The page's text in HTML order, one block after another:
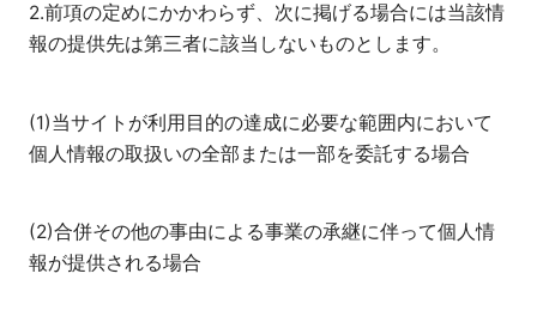
2.前項の定めにかかわらず、次に掲げる場合には当該情
報の提供先は第三者に該当しないものとします。
(1)当サイトが利用目的の達成に必要な範囲内において
個人情報の取扱いの全部または一部を委託する場合
(2)合併その他の事由による事業の承継に伴って個人情
報が提供される場合